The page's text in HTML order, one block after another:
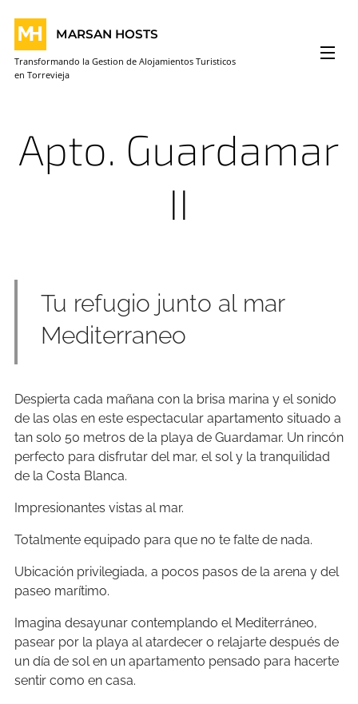
MARSAN HOSTS
Transformando la Gestion de Alojamientos Turisticos
en Torrevieja
Apto. Guardamar
II
Tu refugio junto al mar
Mediterraneo
Despierta cada mañana con la brisa marina y el sonido
de las olas en este espectacular apartamento situado a
tan solo 50 metros de la playa de Guardamar. Un rincón
perfecto para disfrutar del mar, el sol y la tranquilidad
de la Costa Blanca.
Impresionantes vistas al mar.
Totalmente equipado para que no te falte de nada.
Ubicación privilegiada, a pocos pasos de la arena y del
paseo marítimo.
Imagina desayunar contemplando el Mediterráneo,
pasear por la playa al atardecer o relajarte después de
un día de sol en un apartamento pensado para hacerte
sentir como en casa.